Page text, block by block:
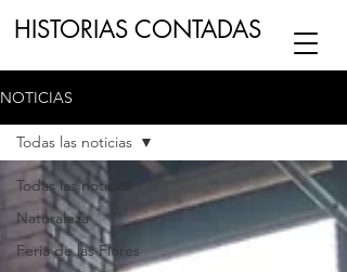
HISTORIAS CONTADAS
NUESTRO CANAL DE
ESCRIBENOS
NOTICIAS
Todas las noticias
Naturaleza
Feria de las Flores
Todas las noticias